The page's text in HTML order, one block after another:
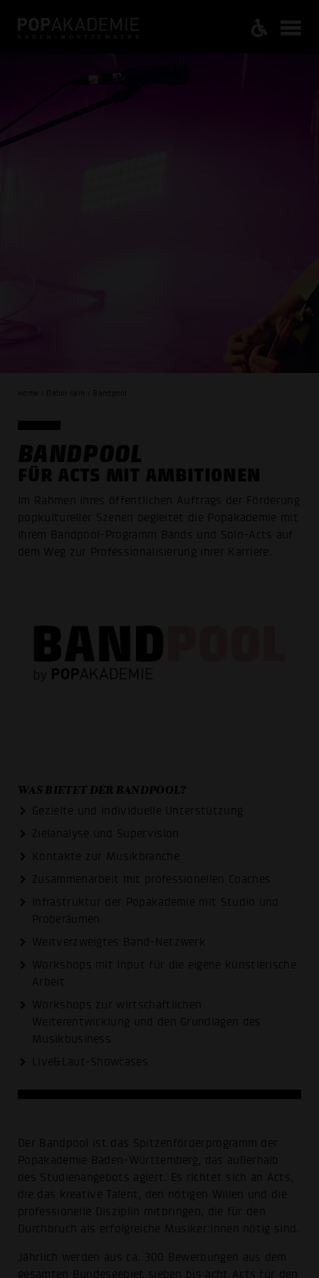
Home / Dabei sein / Bandpool
BANDPOOL
FÜR ACTS MIT AMBITIONEN
Im Rahmen ihres öffentlichen Auftrags der Förderung
popkultureller Szenen begleitet die Popakademie mit
ihrem Bandpool-Programm Bands und Solo-Acts auf
dem Weg zur Professionalisierung ihrer Karriere.
WAS BIETET DER BANDPOOL?
Gezielte und individuelle Unterstützung
Zielanalyse und Supervision
Kontakte zur Musikbranche
Zusammenarbeit mit professionellen Coaches
Infrastruktur der Popakademie mit Studio und
Proberäumen
Weitverzweigtes Band-Netzwerk
Workshops mit Input für die eigene künstlerische
Arbeit
Workshops zur wirtschaftlichen
Weiterentwicklung und den Grundlagen des
Musikbusiness
Live&Laut-Showcases
Der Bandpool ist das Spitzen­förder­programm der
Popakademie Baden-Württemberg, das außerhalb
des Studienangebots agiert. Es richtet sich an Acts,
die das kreative Talent, den nötigen Willen und die
professionelle Disziplin mitbringen, die für den
Durchbruch als erfolgreiche Musiker:innen nötig sind.
Jährlich werden aus ca. 300 Bewerbungen aus dem
gesamten Bundesgebiet sieben bis acht Acts für den